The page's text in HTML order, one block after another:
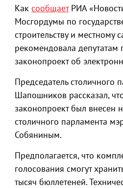
Как сообщаетРИА
Мосгордумы по
строительству и местному
рекомендовала депутатам
законопроект об
Председатель столичного
Шапошников рассказал,
законопроект был внесен
столичного парламента
Собяниным.
Предполагается, что
голосования смогут
тысяч бюллетеней.